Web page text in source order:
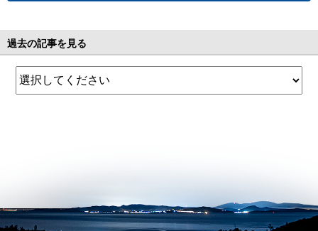
過去の記事を見る